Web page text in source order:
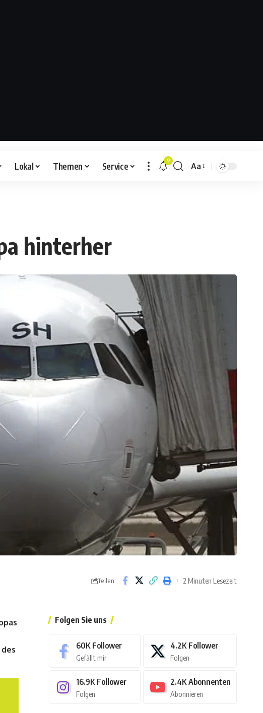
Lokal Themen Service 9
Aa
hinterher
Teilen 2 Minuten Lesezeit
Folgen Sie uns
60K Follower
Gefällt mir
4.2K Follower
Folgen
16.9K Follower
Folgen
2.4K Abonnenten
Abonnieren